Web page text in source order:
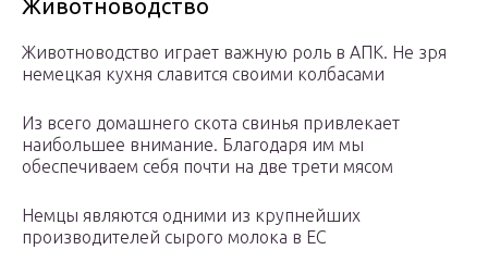
Животноводство
Животноводство играет важную роль в АПК. Не зря
немецкая кухня славится своими колбасами
Из всего домашнего скота свинья привлекает
наибольшее внимание. Благодаря им мы
обеспечиваем себя почти на две трети мясом
Немцы являются одними из крупнейших
производителей сырого молока в ЕС